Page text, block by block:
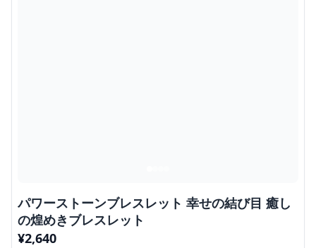
パワーストーンブレスレット 幸せの結び目 癒し
の煌めきブレスレット
¥2,640